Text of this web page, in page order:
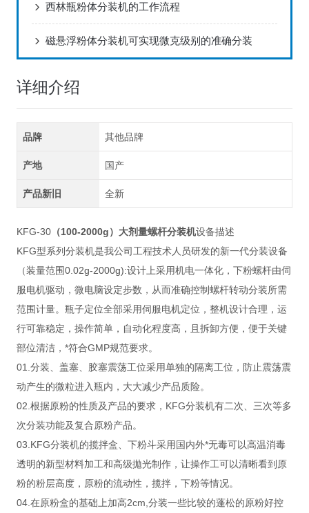
西林瓶粉体分装机的工作流程
磁悬浮粉体分装机可实现微克级别的准确分装
详细介绍
品牌 其他品牌
产地 国产
产品新旧 全新
KFG-30（100-2000g） 大剂量螺杆分装机设备描述
KFG型系列分装机是我公司工程技术人员研发的新一代分装设备
（装量范围0.02g-2000g):设计上采用机电一体化，下粉螺杆由伺
服电机驱动，微电脑设定步数，从而准确控制螺杆转动分装所需
范围计量。瓶子定位全部采用伺服电机定位，整机设计合理，运
行可靠稳定，操作简单，自动化程度高，且拆卸方便，便于关键
部位清洁，*符合GMP规范要求。
01.分装、盖塞、胶塞震荡工位采用单独的隔离工位，防止震荡震
动产生的微粒进入瓶内，大大减少产品质险。
02.根据原粉的性质及产品的要求，KFG分装机有二次、三次等多
次分装功能及复合原粉产品。
03.KFG分装机的揽拌盒、下粉斗采用国内外*无毒可以高温消毒
透明的新型材料加工和高级拋光制作，让操作工可以清晰看到原
粉的粉层高度，原粉的流动性，揽拌，下粉等情况。
04.在原粉盒的基础上加高2cm,分装一些比较的蓬松的原粉好控